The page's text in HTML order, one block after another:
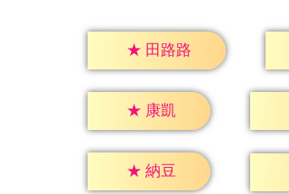
★ 田路路
★ 康凱
★ 納豆